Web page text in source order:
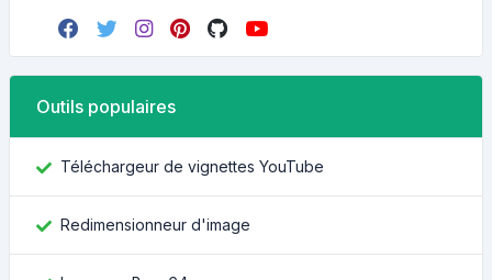
Outils populaires
Téléchargeur de vignettes YouTube
Redimensionneur d'image